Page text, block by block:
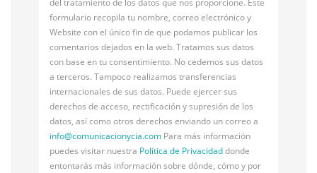
formulario recopila tu nombre, correo electrónico y
Website con el único fin de que podamos publicar los
comentarios dejados en la web. Tratamos sus datos
con base en tu consentimiento. No cedemos sus datos
a terceros. Tampoco realizamos transferencias
internacionales de sus datos. Puede ejercer sus
derechos de acceso, rectificación y supresión de los
datos, así como otros derechos enviando un correo a
info@comunicacionycia.com Para más información
puedes visitar nuestra Política de Privacidaddonde
entontarás más información sobre dónde, cómo y por